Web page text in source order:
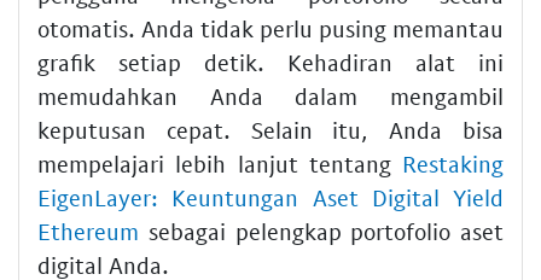
otomatis. Anda tidak perlu pusing memantau
grafik setiap detik. Kehadiran alat ini
memudahkan Anda dalam mengambil
keputusan cepat. Selain itu, Anda bisa
mempelajari lebih lanjut tentang Restaking
EigenLayer: Keuntungan Aset Digital Yield
Ethereum sebagai pelengkap portofolio aset
digital Anda.